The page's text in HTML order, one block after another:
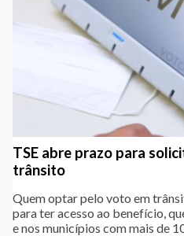
TSE abre prazo para
trânsito
Quem optar pelo voto em
para ter acesso ao benefício,
e nos municípios com mais de